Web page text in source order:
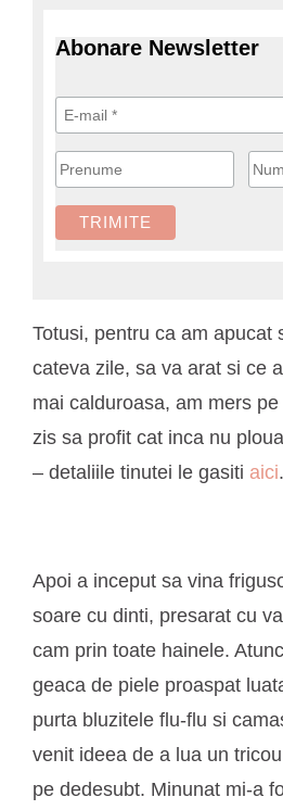
Abonare Newsletter
Totusi, pentru ca am apucat
cateva zile, sa va arat si ce
mai calduroasa, am mers
zis sa profit cat inca nu
– detaliile tinutei le gasiti aici.
Apoi a inceput sa vina
soare cu dinti, presarat cu
cam prin toate hainele.
geaca de piele proaspat
purta bluzitele flu-flu si
venit ideea de a lua un
pe dedesubt. Minunat mi-a